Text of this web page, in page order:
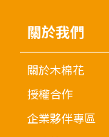
關於我們
關於木棉花
授權合作
企業夥伴專區